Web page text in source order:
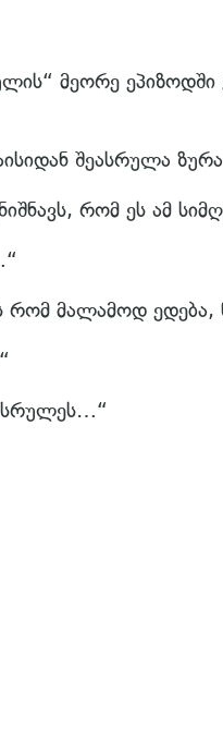
მეორე ეპიზოდში
შეასრულა
რომ ეს ამ
მალამოდ ედება,